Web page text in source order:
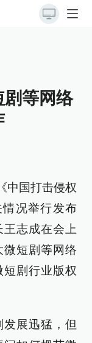
剧等网络
中国打击侵权
况举行发布
志成在会上
短剧等网络
剧行业版权
展迅猛，但